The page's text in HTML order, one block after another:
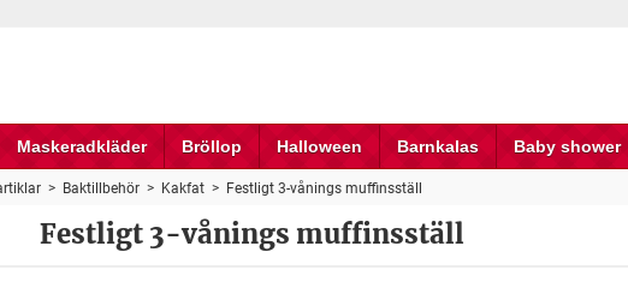
Maskeradkläder Bröllop Halloween Barnkalas Baby shower
> Baktillbehör> Kakfat> Festligt 3-vånings muffinsställ
Festligt 3-vånings muffinsställ